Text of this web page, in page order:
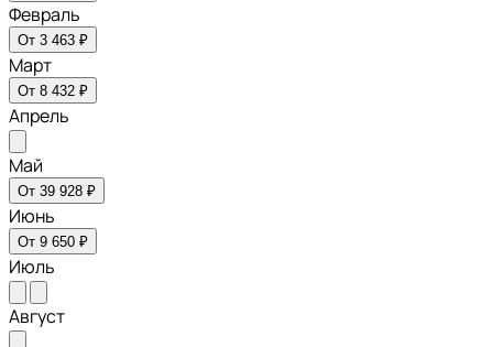
Февраль
От 3 463 ₽
Март
От 8 432 ₽
Апрель
Май
От 39 928 ₽
Июнь
От 9 650 ₽
Июль
Август